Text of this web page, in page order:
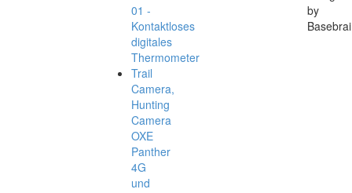
01 -
Kontaktloses
digitales
Thermometer
Trail
Camera,
Hunting
Camera
OXE
Panther
4G
und
by